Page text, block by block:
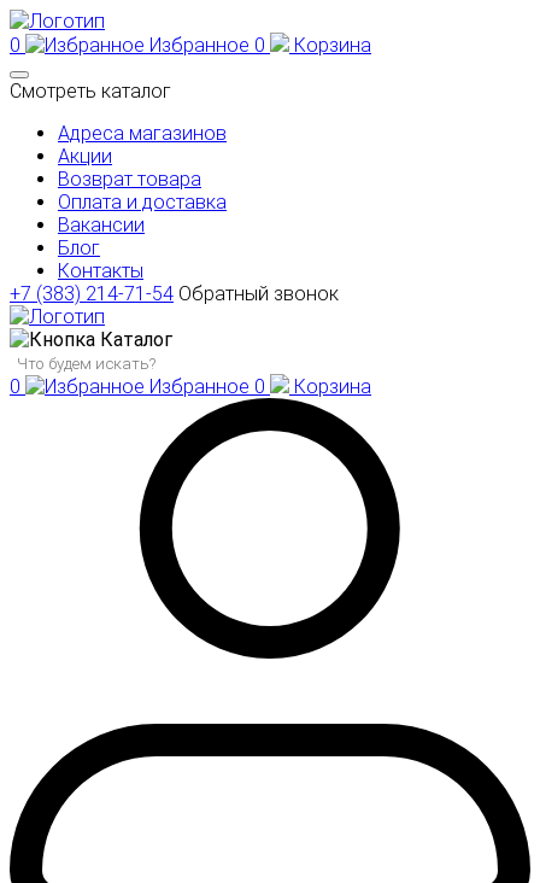
0 Избранное 0
Корзина
Смотреть каталог
Адреса магазинов
Акции
Возврат товара
Оплата и доставка
Вакансии
Блог
Контакты
+7 (383) 214-71-54 Обратный звонок
Каталог
0 Избранное 0 Корзина